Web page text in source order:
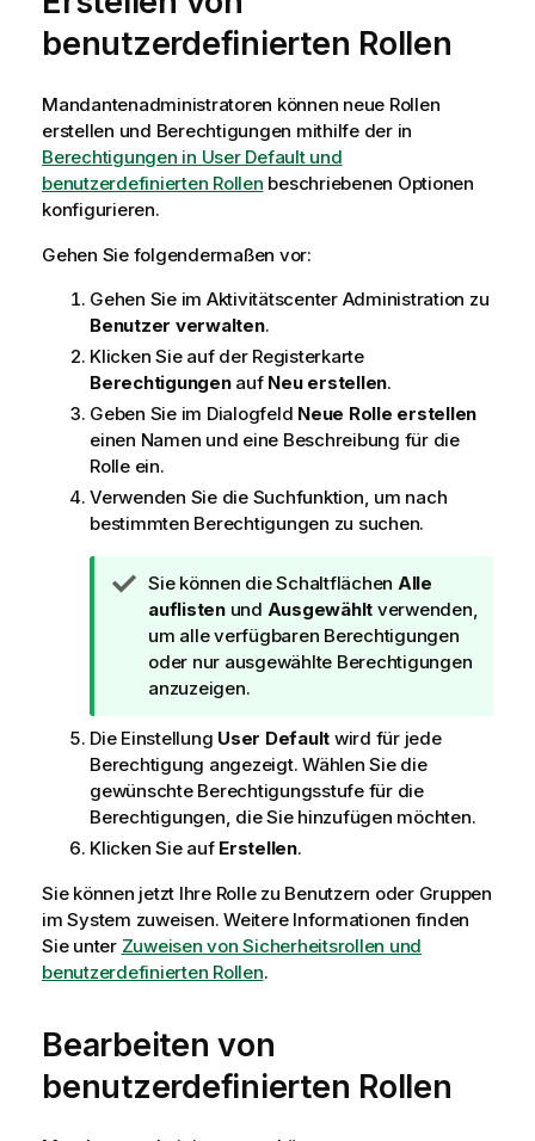
benutzerdefinierten Rollen
Mandantenadministratoren können neue Rollen
erstellen und Berechtigungen mithilfe der in
Berechtigungen in User Default und
benutzerdefinierten Rollen beschriebenen Optionen
konfigurieren.
Gehen Sie folgendermaßen vor:
Gehen Sie im Aktivitätscenter Administration zu
Benutzer verwalten.
Klicken Sie auf der Registerkarte
Berechtigungenauf Neu erstellen.
Geben Sie im Dialogfeld Neue Rolle erstellen
einen Namen und eine Beschreibung für die
Rolle ein.
Verwenden Sie die Suchfunktion, um nach
bestimmten Berechtigungen zu suchen.
T
i
p
p
h
n
w
e
i
s
Sie können die Schaltflächen Alle
auflistenund Ausgewählt verwenden,
um alle verfügbaren Berechtigungen
oder nur ausgewählte Berechtigungen
anzuzeigen.
Die Einstellung User Default wird für jede
Berechtigung angezeigt. Wählen Sie die
gewünschte Berechtigungsstufe für die
Berechtigungen, die Sie hinzufügen möchten.
Klicken Sie auf Erstellen.
Sie können jetzt Ihre Rolle zu Benutzern oder Gruppen
im System zuweisen. Weitere Informationen finden
Sie unter Zuweisen von Sicherheitsrollen und
benutzerdefinierten Rollen.
Bearbeiten von
benutzerdefinierten Rollen